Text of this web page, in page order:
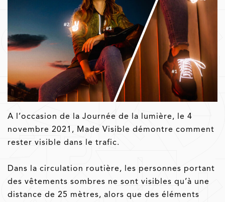
A l’occasion de la Journée de la lumière, le 4
novembre 2021, Made Visible démontre comment
rester visible dans le trafic.
Dans la circulation routière, les personnes portant
des vêtements sombres ne sont visibles qu’à une
distance de 25 mètres, alors que des éléments